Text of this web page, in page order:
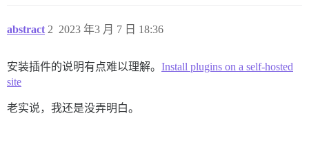
abstract 2023 年3 月 7 日 18:36
2
安装插件的说明有点难以理解。 Install plugins on a self-hosted
site
老实说，我还是没弄明白。